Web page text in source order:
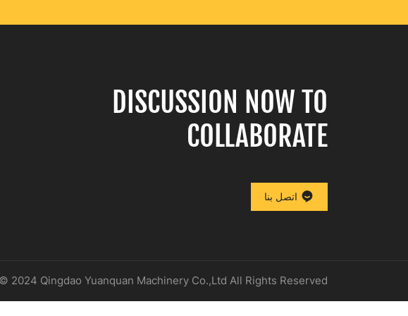
DISCUSSION NOW TO
COLLABORATE
اتصل بنا
2024 Qingdao Yuanquan Machinery Co.,Ltd All Rights Reserved.